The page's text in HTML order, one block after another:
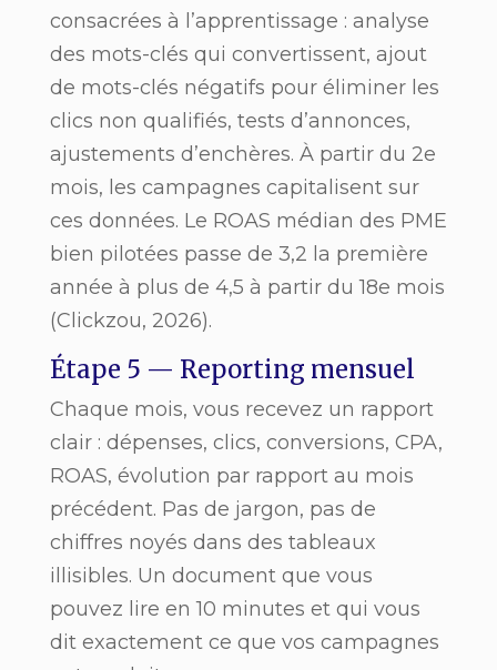
consacrées à l’apprentissage : analyse
des mots-clés qui convertissent, ajout
de mots-clés négatifs pour éliminer les
clics non qualifiés, tests d’annonces,
ajustements d’enchères. À partir du 2e
mois, les campagnes capitalisent sur
ces données. Le ROAS médian des PME
bien pilotées passe de 3,2 la première
année à plus de 4,5 à partir du 18e mois
(Clickzou, 2026).
Étape 5 — Reporting mensuel
Chaque mois, vous recevez un rapport
clair : dépenses, clics, conversions, CPA,
ROAS, évolution par rapport au mois
précédent. Pas de jargon, pas de
chiffres noyés dans des tableaux
illisibles. Un document que vous
pouvez lire en 10 minutes et qui vous
dit exactement ce que vos campagnes